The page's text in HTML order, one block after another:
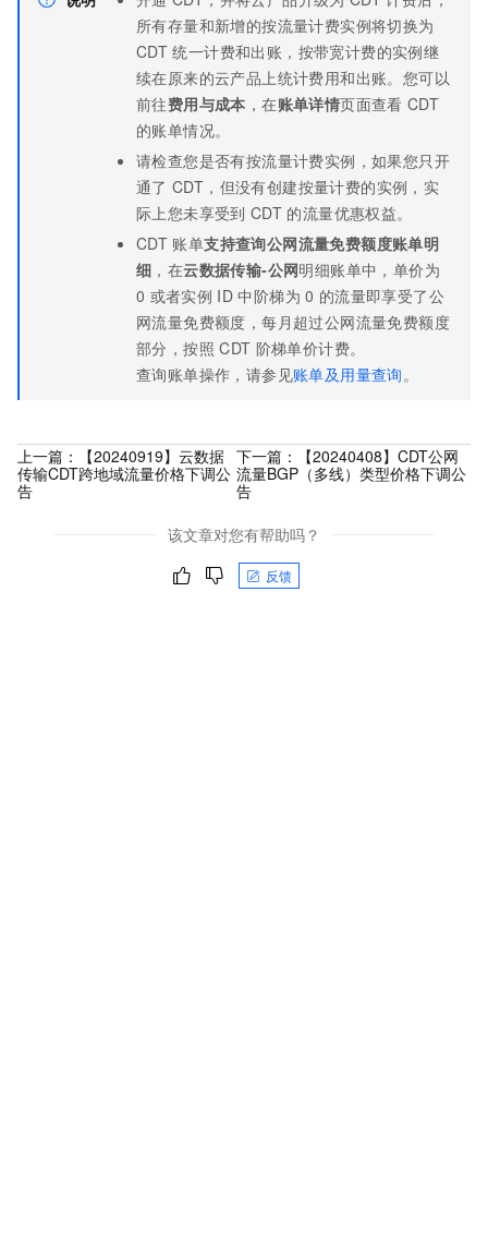
所有存量和新增的按流量计费实例将切换为
CDT 统一计费和出账，按带宽计费的实例继
续在原来的云产品上统计费用和出账。您可以
前往费用与成本 ，在账单详情页面查看 CDT
的账单情况。
请检查您是否有按流量计费实例，如果您只开
通了 CDT，但没有创建按量计费的实例，实
际上您未享受到 CDT 的流量优惠权益。
CDT 账单支持查询公网流量免费额度账单明
细 ，在云数据传输-公网明细账单中，单价为
0 或者实例 ID 中阶梯为 0 的流量即享受了公
网流量免费额度，每月超过公网流量免费额度
部分，按照 CDT 阶梯单价计费。
查询账单操作，请参见账单及用量查询。
上一篇：
【20240919】云数据
传输CDT跨地域流量价格下调公
告
下一篇：
【20240408】CDT公网
流量BGP（多线）类型价格下调公
告
该文章对您有帮助吗？
反馈